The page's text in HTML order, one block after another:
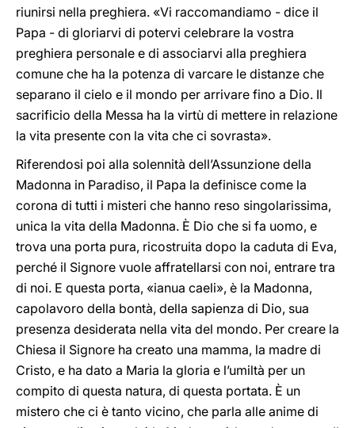
riunirsi nella preghiera. «Vi raccomandiamo - dice il
Papa - di gloriarvi di potervi celebrare la vostra
preghiera personale e di associarvi alla preghiera
comune che ha la potenza di varcare le distanze che
separano il cielo e il mondo per arrivare fino a Dio. Il
sacrificio della Messa ha la virtù di mettere in relazione
la vita presente con la vita che ci sovrasta».
Riferendosi poi alla solennità dell’Assunzione della
Madonna in Paradiso, il Papa la definisce come la
corona di tutti i misteri che hanno reso singolarissima,
unica la vita della Madonna. È Dio che si fa uomo, e
trova una porta pura, ricostruita dopo la caduta di Eva,
perché il Signore vuole affratellarsi con noi, entrare tra
di noi. E questa porta, «ianua caeli», è la Madonna,
capolavoro della bontà, della sapienza di Dio, sua
presenza desiderata nella vita del mondo. Per creare la
Chiesa il Signore ha creato una mamma, la madre di
Cristo, e ha dato a Maria la gloria e l’umiltà per un
compito di questa natura, di questa portata. È un
mistero che ci è tanto vicino, che parla alle anime di